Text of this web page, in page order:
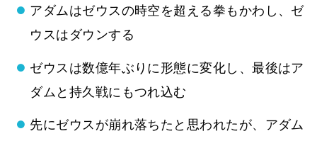
アダムはゼウスの時空を超える拳もかわし、ゼ
ウスはダウンする
ゼウスは数億年ぶりに形態に変化し、最後はア
ダムと持久戦にもつれ込む
先にゼウスが崩れ落ちたと思われたが、アダム